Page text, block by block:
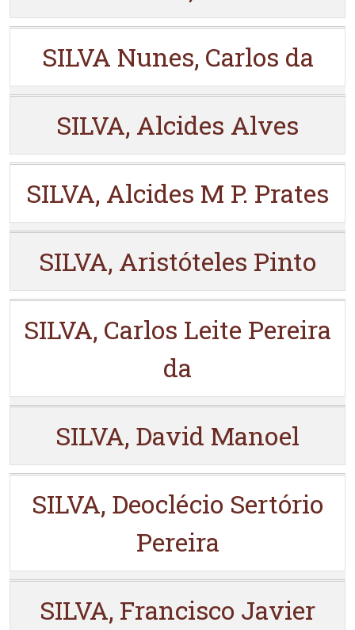
SILVA Nunes, Carlos da
SILVA, Alcides Alves
SILVA, Alcides M P. Prates
SILVA, Aristóteles Pinto
SILVA, Carlos Leite Pereira
da
SILVA, David Manoel
SILVA, Deoclécio Sertório
Pereira
SILVA, Francisco Javier